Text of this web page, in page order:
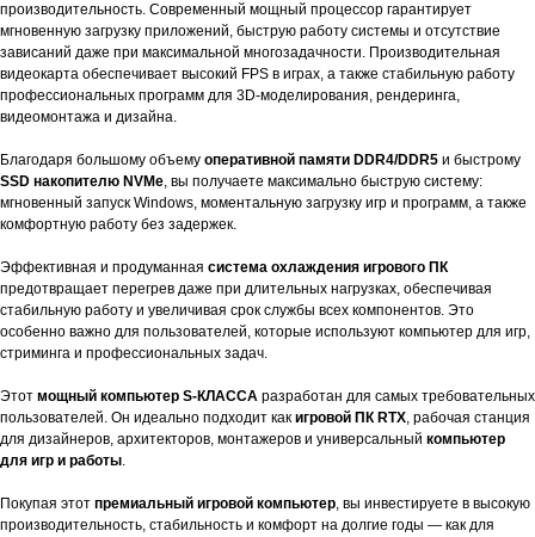
производительность. Современный мощный процессор гарантирует
мгновенную загрузку приложений, быструю работу системы и отсутствие
зависаний даже при максимальной многозадачности. Производительная
видеокарта обеспечивает высокий FPS в играх, а также стабильную работу
профессиональных программ для 3D-моделирования, рендеринга,
видеомонтажа и дизайна.
Благодаря большому объему оперативной памяти DDR4/DDR5 и быстрому
SSD накопителю NVMe, вы получаете максимально быструю систему:
мгновенный запуск Windows, моментальную загрузку игр и программ, а также
комфортную работу без задержек.
Эффективная и продуманная система охлаждения игрового ПК
предотвращает перегрев даже при длительных нагрузках, обеспечивая
стабильную работу и увеличивая срок службы всех компонентов. Это
особенно важно для пользователей, которые используют компьютер для игр,
стриминга и профессиональных задач.
Этот мощный компьютер S-КЛАССА разработан для самых требовательных
пользователей. Он идеально подходит как игровой ПК RTX, рабочая станция
для дизайнеров, архитекторов, монтажеров и универсальный компьютер
для игр и работы.
Покупая этот премиальный игровой компьютер, вы инвестируете в высокую
производительность, стабильность и комфорт на долгие годы — как для